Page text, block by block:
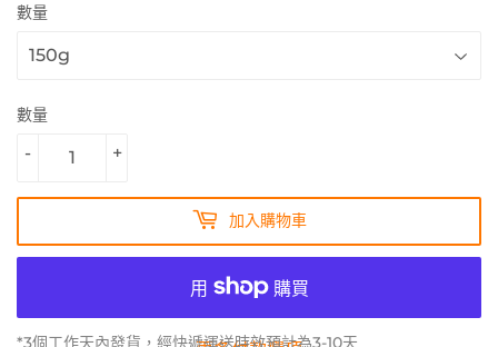
數量
數量
+
-
加入購物車
*3個工作天內發貨，經快遞運送時效預計為3-10天